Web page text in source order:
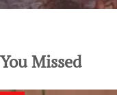
You Missed